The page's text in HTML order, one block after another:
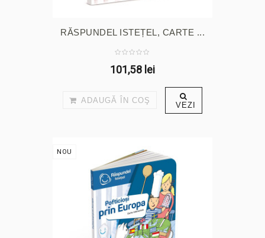
RĂSPUNDEL ISTEȚEL, CARTE ...
101,58 lei
ADAUGĂ ÎN COŞ VEZI
NOU